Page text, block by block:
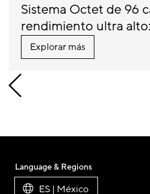
Sistema Octet de 96
rendimiento ultra
Explorar más
Language & Regions
ES | México